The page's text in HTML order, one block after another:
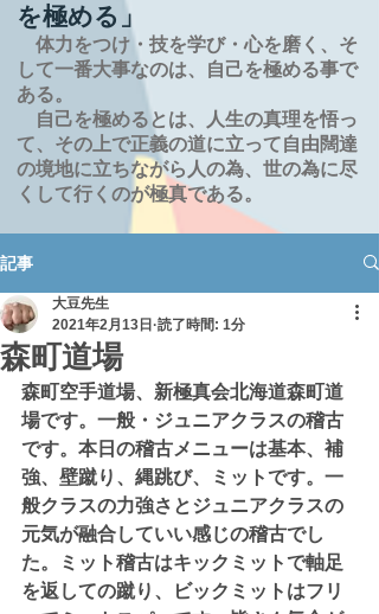
を極める」
体力をつけ・技を学び・心を磨く、そ
して一番大事なのは、自己を極める事で
ある。
自己を極めるとは、
人生の真理を悟っ
て、その上で正義の道に立って自由闊達
の境地に立ちながら人の為、世の為に尽
くして行くのが極真である。
記事
森町道場
大豆先生
2021年2月13日 読了時間: 1分
森町空手道場、新極真会北海道森町道
場です。一般・ジュニアクラスの稽古
です。本日の稽古メニューは基本、補
強、壁蹴り、縄跳び、ミットです。一
般クラスの力強さとジュニアクラスの
元気が融合していい感じの稽古でし
た。ミット稽古はキックミットで軸足
を返しての蹴り、ビックミットはフリ